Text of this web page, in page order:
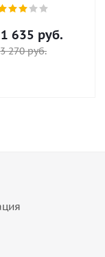
1 635 руб.
3 270 руб.